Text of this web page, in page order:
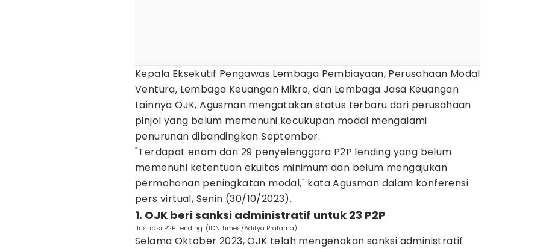
Kepala Eksekutif Pengawas Lembaga Pembiayaan, Perusahaan Modal
Ventura, Lembaga Keuangan Mikro, dan Lembaga Jasa Keuangan
Lainnya OJK, Agusman mengatakan status terbaru dari perusahaan
pinjol yang belum memenuhi kecukupan modal mengalami
penurunan dibandingkan September.
"Terdapat enam dari 29 penyelenggara P2P lending yang belum
memenuhi ketentuan ekuitas minimum dan belum mengajukan
permohonan peningkatan modal," kata Agusman dalam konferensi
pers virtual, Senin (30/10/2023).
1. OJK beri sanksi administratif untuk 23 P2P
Ilustrasi P2P Lending. (IDN Times/Aditya Pratama)
Selama Oktober 2023, OJK telah mengenakan sanksi administratif